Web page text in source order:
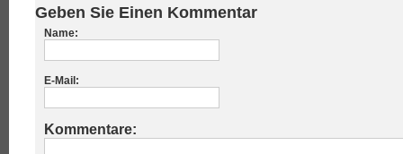
Geben Sie Einen Kommentar
Name:
E-Mail:
Kommentare: